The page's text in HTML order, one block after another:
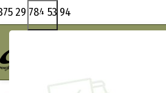
29 784 53 94